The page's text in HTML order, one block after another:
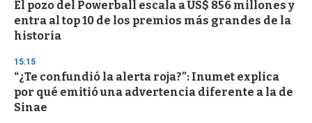
s
o
f
3
s
e
o
n
El pozo del Powerball escala a US$ 856 millones y
entra al top 10 de los premios más grandes de la
historia
15:15
“¿Te confundió la alerta roja?”: Inumet explica
por qué emitió una advertencia diferente a la de
Sinae